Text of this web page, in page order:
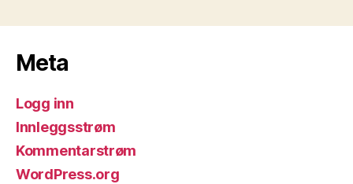
Meta
Logg inn
Innleggsstrøm
Kommentarstrøm
WordPress.org